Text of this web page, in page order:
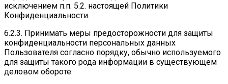
исключением п.п. 5.2. настоящей Политики
Конфиденциальности.
6.2.3. Принимать меры предосторожности для защиты
конфиденциальности персональных данных
Пользователя согласно порядку, обычно используемого
для защиты такого рода информации в существующем
деловом обороте.